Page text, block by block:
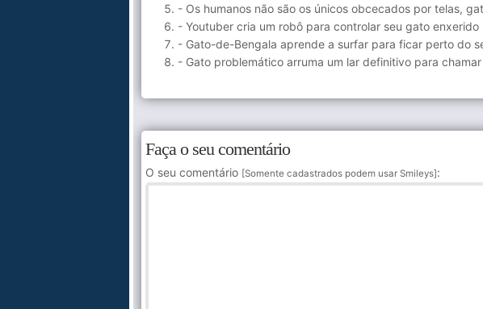
- Os humanos não são os únicos obcecados por telas,
- Youtuber cria um robô para controlar seu gato enxerido
- Gato-de-Bengala aprende a surfar para ficar perto do
- Gato problemático arruma um lar definitivo para
Faça o seu comentário
O seu comentário [Somente cadastrados podem usar Smileys]: